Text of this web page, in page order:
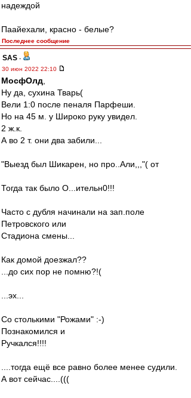
надеждой
Паайехали, красно - белые?
Последнее сообщение
SAS -
30 июн 2022 22:10
МосфОлд
Ну да, сухина Тварь(
Вели 1:0 после пеналя Парфеши.
Но на 45 м. у Широко руку увидел.
2 ж.к.
А во 2 т. они два забили...
"Выезд был Шикарен, но про..Али,,,"( от
Тогда так было О...ительн0!!!
Часто с дубля начинали на зап.поле
Петровского или
Стадиона смены...
Как домой доезжал??
...до сих пор не помню?!(
...эх...
Со столькими "Рожами" :-)
Познакомился и
Ручкался!!!!
....тогда ещё все равно более менее судили.
А вот сейчас....(((